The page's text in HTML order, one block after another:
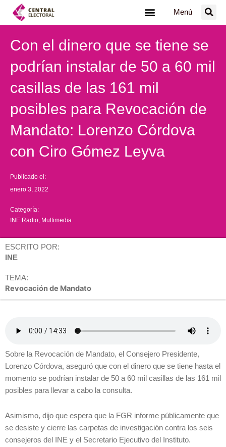
Menú
Con el dinero que se tiene se
podrían instalar de 50 a 60 mil
casillas de las 161 mil
posibles para Revocación de
Mandato: Lorenzo Córdova
con Ciro Gómez Leyva
Publicado el:
enero 3, 2022
Categoría:
INE Radio Multimedia
ESCRITO POR:
INE
TEMA:
Revocación de Mandato
Sobre la Revocación de Mandato, el Consejero Presidente,
Lorenzo Córdova, aseguró que con el dinero que se tiene hasta el
momento se podrían instalar de 50 a 60 mil casillas de las 161 mil
posibles para llevar a cabo la consulta.
Asimismo, dijo que espera que la FGR informe públicamente que
se desiste y cierre las carpetas de investigación contra los seis
consejeros del INE y el Secretario Ejecutivo del Instituto.